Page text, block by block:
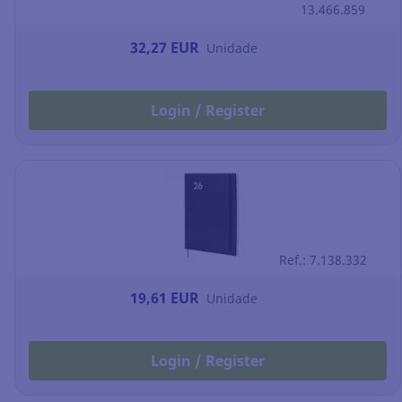
13.466.859
32,27 EUR Unidade
Login / Register
Ref.: 7.138.332
19,61 EUR Unidade
Login / Register